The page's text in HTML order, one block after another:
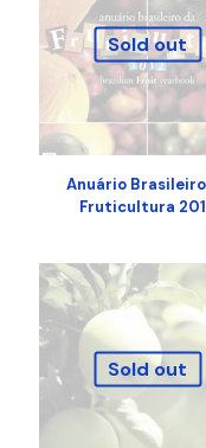
Sold out
Anuário
Fruticultura
Sold out